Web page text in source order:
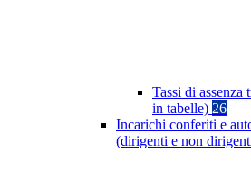
Tassi di assenza
in tabelle) 26
Incarichi conferiti e
(dirigenti e non